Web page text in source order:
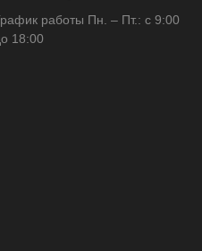
работы Пн. – Пт.: с 9:00
18:00